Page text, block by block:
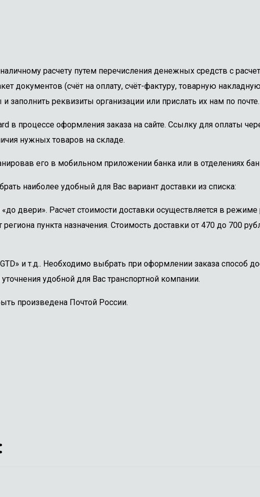
расчету путем перечисления денежных средств с
документов (счёт на оплату, счёт-фактуру, товарную
заполнить реквизиты организации или прислать их нам по почте.
в процессе оформления заказа на сайте. Ссылку для оплаты
нужных товаров на складе.
его в мобильном приложении банка или в отделениях
наиболее удобный для Вас вариант доставки из списка:
двери». Расчет стоимости доставки осуществляется в
пункта назначения. Стоимость доставки от 470 до 700
и т.д.. Необходимо выбрать при оформлении заказа способ
удобной для Вас транспортной компании.
произведена Почтой России.